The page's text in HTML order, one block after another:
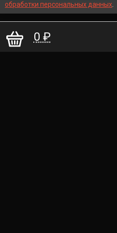
0 ₽
обработки персональных данных